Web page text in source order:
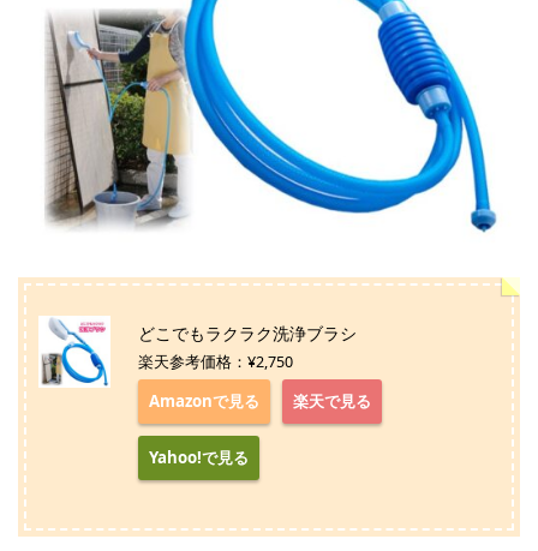
どこでもラクラク洗浄ブラシ
楽天参考価格：¥2,750
Amazonで見る 楽天で見る
Yahoo!で見る